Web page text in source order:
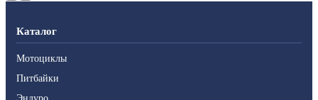
Каталог
Мотоциклы
Питбайки